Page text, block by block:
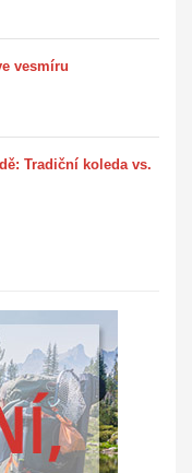
vesmíru
Tradiční koleda vs.